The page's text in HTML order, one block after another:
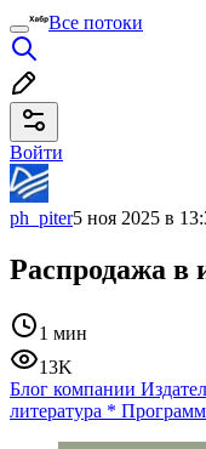
Все потоки
Войти
ph_piter5 ноя 2025 в
Распродажа в
1 мин
13K
Блог компании
литература *